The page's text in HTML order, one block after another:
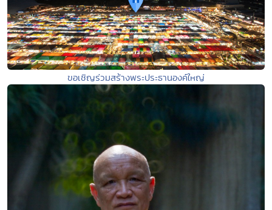
ขอเชิญร่วมสร้างพระประธานองค์ใหญ่